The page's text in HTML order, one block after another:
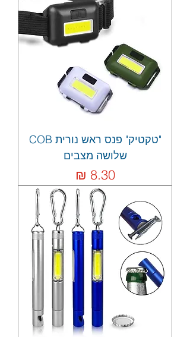
"טקטיק" פנס ראש נורית COB
שלושה מצבים
מחיר‏8.30 ‏₪